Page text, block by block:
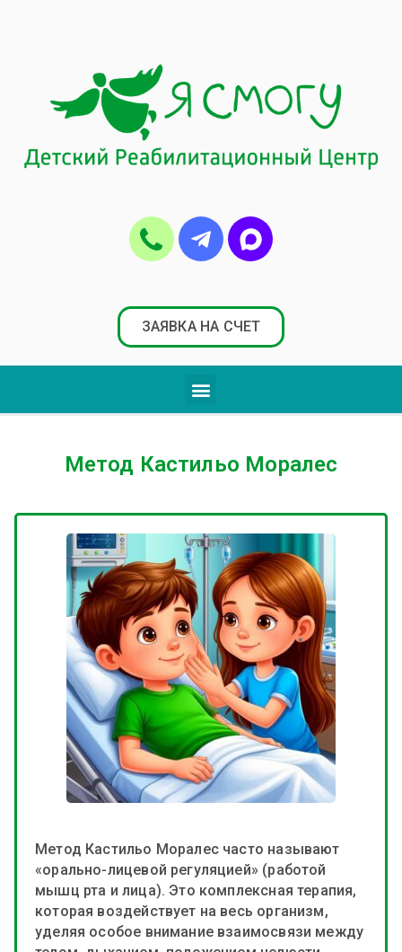
ЗАЯВКА НА СЧЕТ
Метод Кастильо Моралес
Метод Кастильо Моралес часто называют
«орально-лицевой регуляцией» (работой
мышц рта и лица). Это комплексная терапия,
которая воздействует на весь организм,
уделяя особое внимание взаимосвязи между